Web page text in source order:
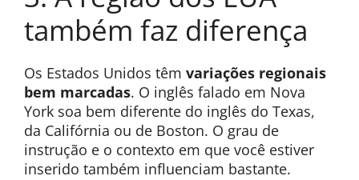
também faz diferença
Os Estados Unidos têm variações regionais
bem marcadas. O inglês falado em Nova
York soa bem diferente do inglês do Texas,
da Califórnia ou de Boston. O grau de
instrução e o contexto em que você estiver
inserido também influenciam bastante.